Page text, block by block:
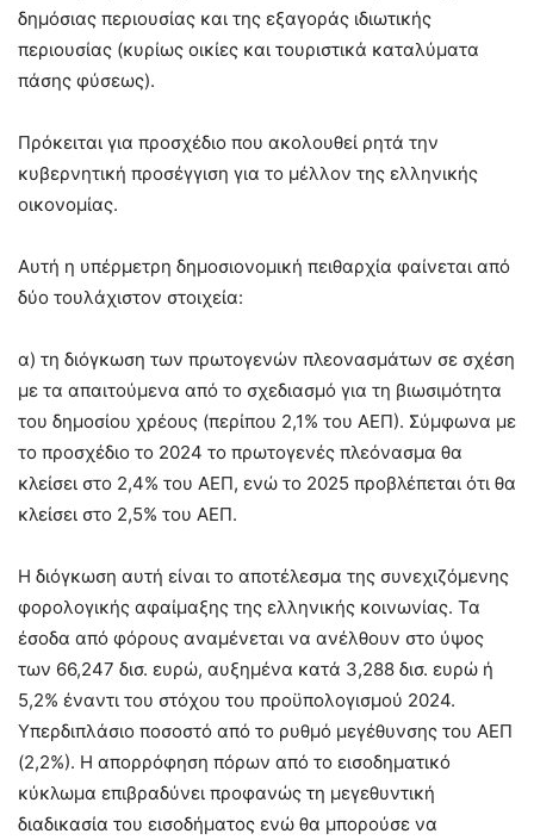
δημόσιας περιουσίας και της εξαγοράς ιδιωτικής
περιουσίας (κυρίως οικίες και τουριστικά καταλύματα
πάσης φύσεως).
Πρόκειται για προσχέδιο που ακολουθεί ρητά την
κυβερνητική προσέγγιση για το μέλλον της ελληνικής
οικονομίας.
Αυτή η υπέρμετρη δημοσιονομική πειθαρχία φαίνεται από
δύο τουλάχιστον στοιχεία:
α) τη διόγκωση των πρωτογενών πλεονασμάτων σε σχέση
με τα απαιτούμενα από το σχεδιασμό για τη βιωσιμότητα
του δημοσίου χρέους (περίπου 2,1% του ΑΕΠ). Σύμφωνα με
το προσχέδιο το 2024 το πρωτογενές πλεόνασμα θα
κλείσει στο 2,4% του ΑΕΠ, ενώ το 2025 προβλέπεται ότι θα
κλείσει στο 2,5% του ΑΕΠ.
Η διόγκωση αυτή είναι το αποτέλεσμα της συνεχιζόμενης
φορολογικής αφαίμαξης της ελληνικής κοινωνίας. Τα
έσοδα από φόρους αναμένεται να ανέλθουν στο ύψος
των 66,247 δισ. ευρώ, αυξημένα κατά 3,288 δισ. ευρώ ή
5,2% έναντι του στόχου του προϋπολογισμού 2024.
Υπερδιπλάσιο ποσοστό από το ρυθμό μεγέθυνσης του ΑΕΠ
(2,2%). Η απορρόφηση πόρων από το εισοδηματικό
κύκλωμα επιβραδύνει προφανώς τη μεγεθυντική
διαδικασία του εισοδήματος ενώ θα μπορούσε να